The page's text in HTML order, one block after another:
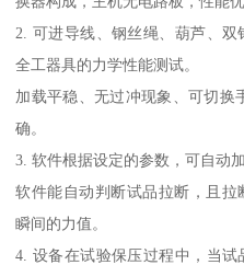
2. 可进导线、钢丝绳、葫芦、
全工器具的力学性能测试。
加载平稳、无过冲现象、可切换
确。
3. 软件根据设定的参数，可自动
软件能自动判断试品拉断，且
瞬间的力值。
4. 设备在试验保压过程中，当